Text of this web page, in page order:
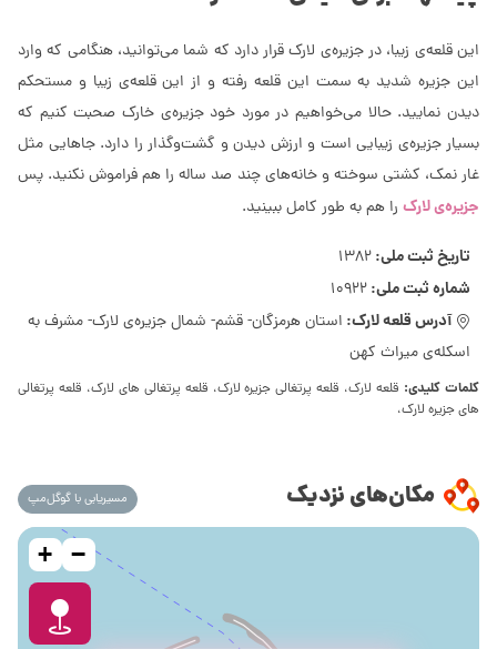
این قلعه‌ی زیبا، در جزیره‌ی لارک قرار دارد که شما می‌توانید، هنگامی که وارد
این جزیره شدید به سمت این قلعه رفته و از این قلعه‌ی زیبا و مستحکم
دیدن نمایید. حالا می‌خواهیم در مورد خود جزیره‌ی خارک صحبت کنیم که
بسیار جزیره‌ی زیبایی است و ارزش دیدن و گشت‌وگذار را دارد. جاهایی مثل
غار نمک، کشتی سوخته و خانه‌های چند صد ساله را هم فراموش نکنید. پس
جزیره‌ی لارک را هم به طور کامل ببینید.
تاریخ ثبت ملی:1382
شماره ثبت ملی:10922
آدرس قلعه لارک: استان هرمزگان- قشم- شمال جزیره‌ی لارک- مشرف به
اسکله‌ی میراث کهن
کلمات کلیدی: قلعه لارک، قلعه پرتغالی جزیره لارک، قلعه پرتغالی های لارک، قلعه پرتغالی
های جزیره لارک،
مکان‌های نزدیک مسیریابی با گوگل‌مپ
+ −